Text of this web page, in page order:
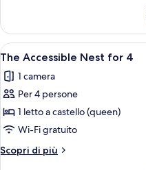
Warren
for
6
Apri
tutte
le
foto
per
The
Accessible
Nest
8
The Accessible Nest for 4
1 camera
Per 4 persone
1 letto a castello (queen)
Wi-Fi gratuito
Scopri di più
Altri